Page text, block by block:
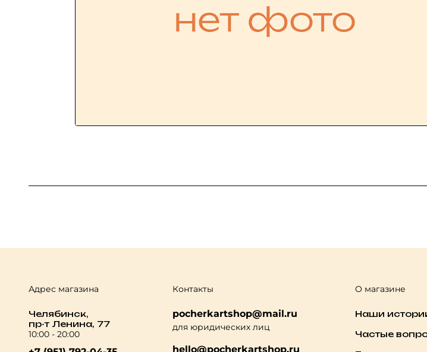
Адрес магазина
Челябинск,
пр-т Ленина, 77
10:00 - 20:00
Контакты
pocherkartshop@mail.ru
для юридических лиц
hello@pocherkartshop.ru
О магазине
Наши
Частые